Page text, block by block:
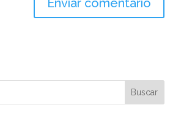
Buscar